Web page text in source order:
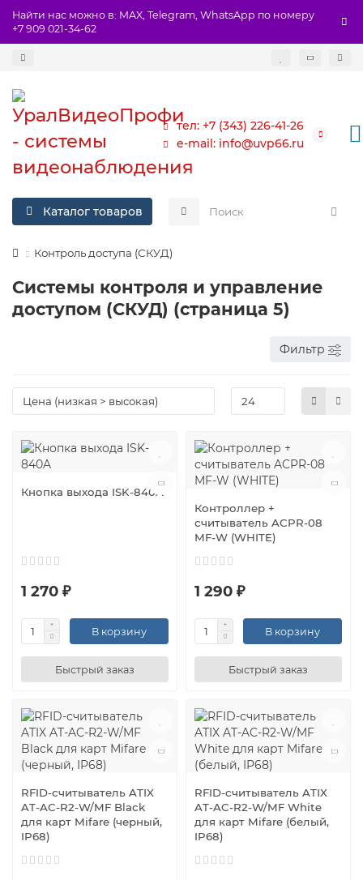
Найти нас можно в: MAX, Telegram, WhatsApp по номеру
+7 909 021-34-62
тел: +7 (343) 226-41-26
e-mail: info@uvp66.ru
Каталог товаров
Контроль доступа (СКУД)
Системы контроля и управление
доступом (СКУД) (страница 5)
Фильтр
Кнопка выхода ISK-840A
1 270 ₽
В корзину
Быстрый заказ
Контроллер +
считыватель ACPR-08
MF-W (WHITE)
1 290 ₽
В корзину
Быстрый заказ
RFID-считыватель ATIX
AT-AC-R2-W/MF Black
для карт Mifare (черный,
IP68)
RFID-считыватель ATIX
AT-AC-R2-W/MF White
для карт Mifare (белый,
IP68)